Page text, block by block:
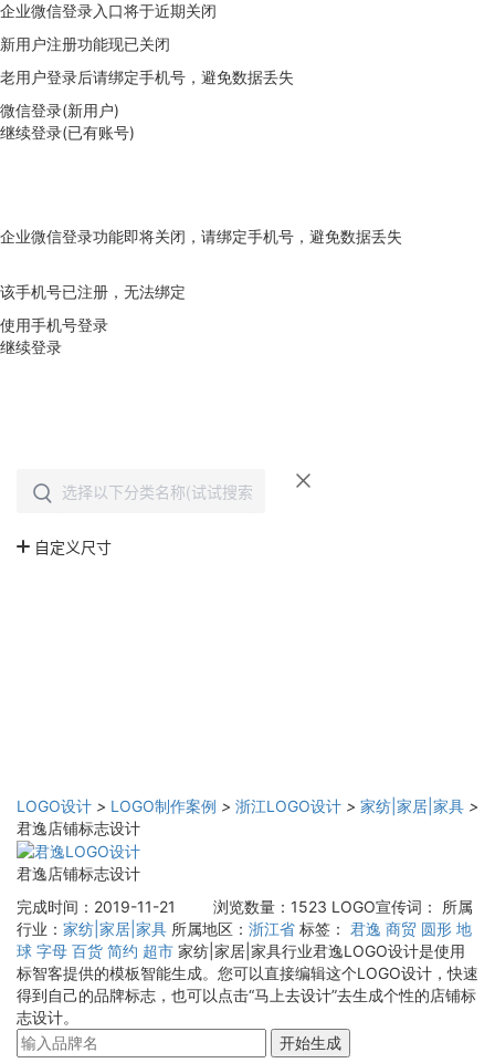
企业微信登录入口将于近期关闭
新用户注册功能现已关闭
老用户登录后请绑定手机号，避免数据丢失
微信登录(新用户)
继续登录(已有账号)
企业微信登录功能即将关闭，请绑定手机号，避免数据丢失
该手机号已注册，无法绑定
使用手机号登录
继续登录
LOGO设计 > LOGO制作案例 > 浙江LOGO设计 > 家纺|家居|家具 >
君逸店铺标志设计
君逸店铺标志设计
完成时间：2019-11-21
浏览数量：1523 LOGO宣传词：
所属
行业： 家纺|家居|家具 所属地区： 浙江省 标签： 君逸 商贸 圆形 地
球 字母 百货 简约 超市 家纺|家居|家具行业君逸LOGO设计是使用
标智客提供的模板智能生成。您可以直接编辑这个LOGO设计，快速
得到自己的品牌标志，也可以点击“马上去设计”去生成个性的店铺标
志设计。
开始生成